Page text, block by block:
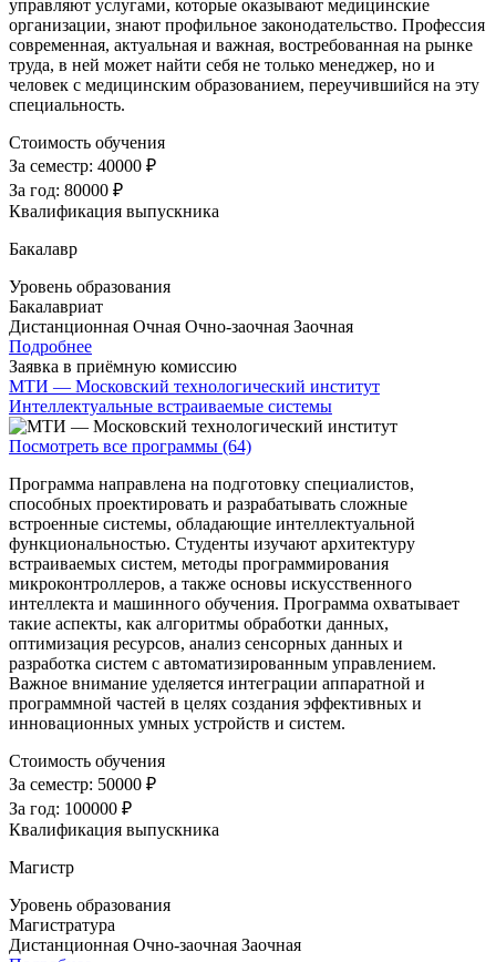
управляют услугами, которые оказывают медицинские
организации, знают профильное законодательство. Профессия
современная, актуальная и важная, востребованная на рынке
труда, в ней может найти себя не только менеджер, но и
человек с медицинским образованием, переучившийся на эту
специальность.
Стоимость обучения
За семестр: 40000 ₽
За год: 80000 ₽
Квалификация выпускника
Бакалавр
Уровень образования
Бакалавриат
Дистанционная Очная Очно-заочная Заочная
Подробнее
Заявка в приёмную комиссию
МТИ — Московский технологический институт
Интеллектуальные встраиваемые системы
Посмотреть все программы (64)
Программа направлена на подготовку специалистов,
способных проектировать и разрабатывать сложные
встроенные системы, обладающие интеллектуальной
функциональностью. Студенты изучают архитектуру
встраиваемых систем, методы программирования
микроконтроллеров, а также основы искусственного
интеллекта и машинного обучения. Программа охватывает
такие аспекты, как алгоритмы обработки данных,
оптимизация ресурсов, анализ сенсорных данных и
разработка систем с автоматизированным управлением.
Важное внимание уделяется интеграции аппаратной и
программной частей в целях создания эффективных и
инновационных умных устройств и систем.
Стоимость обучения
За семестр: 50000 ₽
За год: 100000 ₽
Квалификация выпускника
Магистр
Уровень образования
Магистратура
Дистанционная Очно-заочная Заочная